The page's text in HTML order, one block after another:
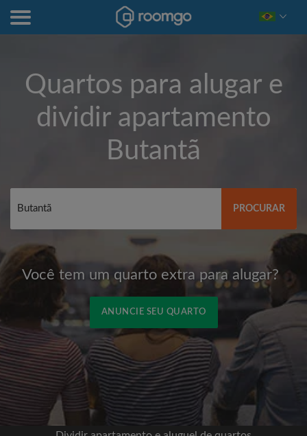
Quartos para alugar e
dividir apartamento
Butantã
PROCURAR
Você tem um quarto extra para alugar?
ANUNCIE SEU QUARTO
Cadastrar-se com o Facebook
Jamais publicaremos na sua linha do tempo sem
sua permissão